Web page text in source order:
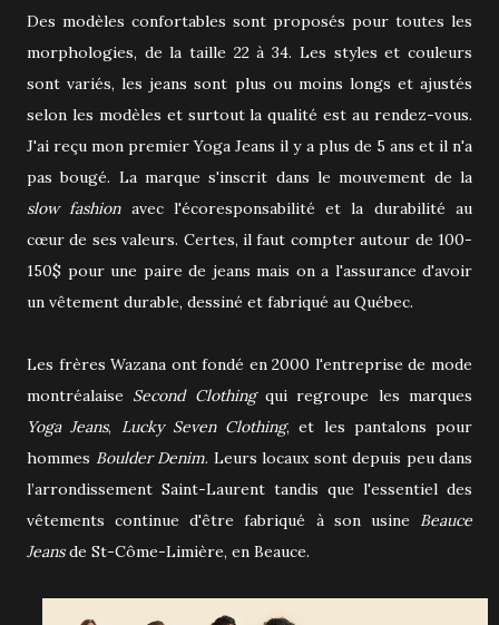
Des modèles confortables sont proposés pour toutes les
morphologies, de la taille 22 à 34. Les styles et couleurs
sont variés, les jeans sont plus ou moins longs et ajustés
selon les modèles et surtout la qualité est au rendez-vous.
J'ai reçu mon premier Yoga Jeans il y a plus de 5 ans et il n'a
pas bougé. La marque s'inscrit dans le mouvement de la
slow fashionavec l'écoresponsabilité et la durabilité au
cœur de ses valeurs. Certes, il faut compter autour de 100-
150$ pour une paire de jeans mais on a l'assurance d'avoir
un vêtement durable, dessiné et fabriqué au Québec.
Les frères Wazana ont fondé en 2000 l'entreprise de mode
montréalaise Second Clothingqui regroupe les marques
Yoga Jeans, Lucky Seven Clothing, et les pantalons pour
hommes Boulder Denim. Leurs locaux sont depuis peu dans
l’arrondissement Saint-Laurent tandis que l'essentiel des
vêtements continue d'être fabriqué à son usine Beauce
Jeansde St-Côme-Limière, en Beauce.